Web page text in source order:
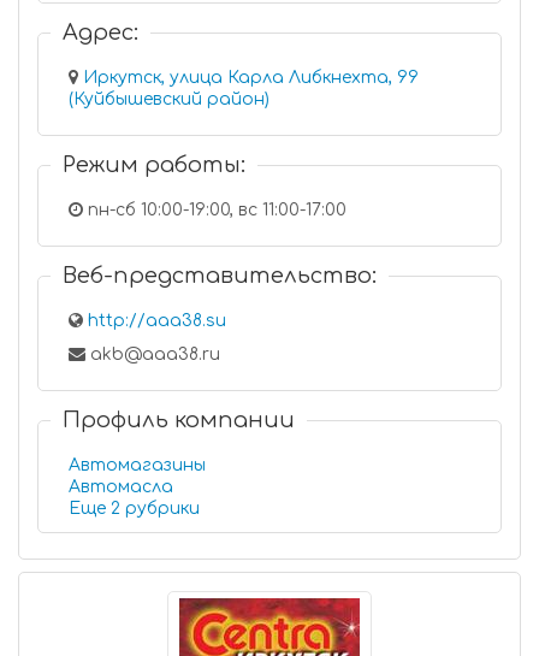
Адрес:
Иркутск, улица Карла Либкнехта, 99
(Куйбышевский район)
Режим работы:
пн-сб 10:00-19:00, вс 11:00-17:00
Веб-представительство:
http://aaa38.su
akb@aaa38.ru
Профиль компании
Автомагазины
Автомасла
Еще 2 рубрики